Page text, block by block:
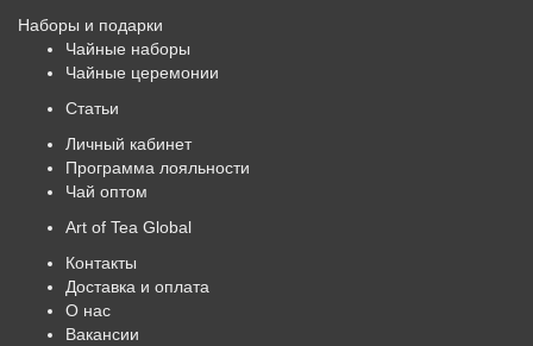
Наборы и подарки
Чайные наборы
Чайные церемонии
Статьи
Личный кабинет
Программа лояльности
Чай оптом
Art of Tea Global
Контакты
Доставка и оплата
О нас
Вакансии